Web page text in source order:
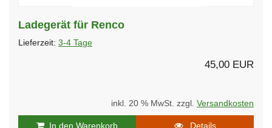
Ladegerät für Renco
Lieferzeit: 3-4 Tage
45,00 EUR
inkl. 20 % MwSt. zzgl. Versandkosten
In den Warenkorb Details